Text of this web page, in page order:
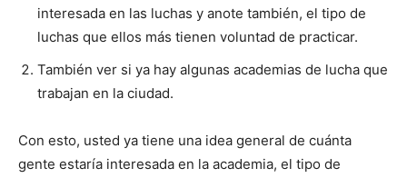
interesada en las luchas y anote también, el tipo de
luchas que ellos más tienen voluntad de practicar.
También ver si ya hay algunas academias de lucha que
trabajan en la ciudad.
Con esto, usted ya tiene una idea general de cuánta
gente estaría interesada en la academia, el tipo de